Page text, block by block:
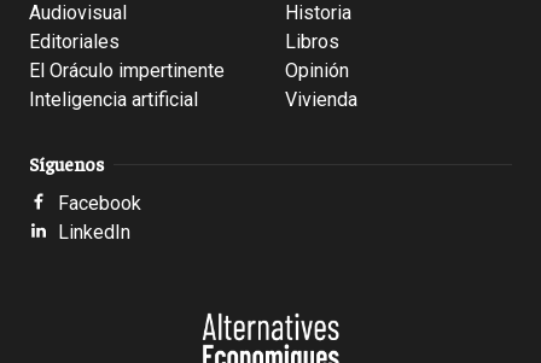
Audiovisual
Editoriales
El Oráculo impertinente
Inteligencia artificial
Historia
Libros
Opinión
Vivienda
Síguenos
Facebook
LinkedIn